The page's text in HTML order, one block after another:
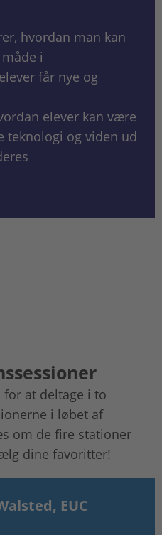
hvordan man kan
i
får nye og
elever kan være
teknologi og viden ud
at deltage i to
i løbet af
om de fire stationer
dine favoritter!
EUC